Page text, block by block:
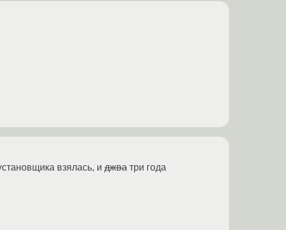
взялась, и джва три года